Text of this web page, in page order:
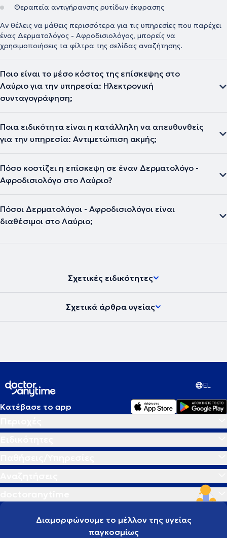
Θεραπεία αντιγήρανσης ρυτίδων έκφρασης
Αν θέλεις να μάθεις περισσότερα για τις υπηρεσίες που παρέχει
ένας Δερματολόγος - Αφροδισιολόγος, μπορείς να
χρησιμοποιήσεις τα φίλτρα της σελίδας αναζήτησης.
Ποιο είναι το μέσο κόστος της επίσκεψης στο
Λαύριο για την υπηρεσία: Ηλεκτρονική
συνταγογράφηση;
Ποια ειδικότητα είναι η κατάλληλη να απευθυνθείς
για την υπηρεσία: Αντιμετώπιση ακμής;
Πόσο κοστίζει η επίσκεψη σε έναν Δερματολόγο -
Αφροδισιολόγο στο Λαύριο?
Πόσοι Δερματολόγοι - Αφροδισιολόγοι είναι
διαθέσιμοι στο Λαύριο;
Σχετικές ειδικότητες
Σχετικά άρθρα υγείας
EL
Κατέβασε το app
Διαμορφώνουμε το μέλλον της υγείας
παγκοσμίως